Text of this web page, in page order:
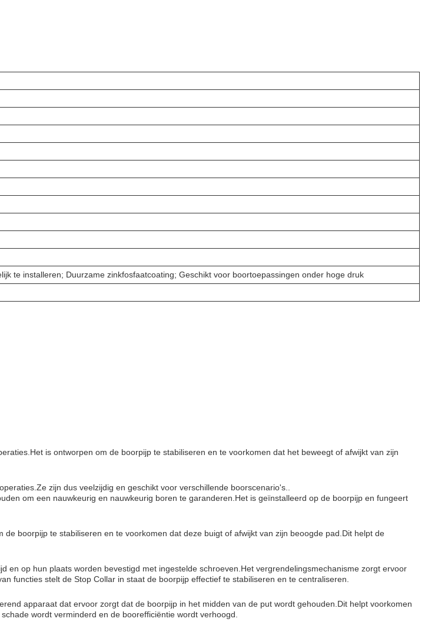
te installeren; Duurzame zinkfosfaatcoating; Geschikt voor boortoepassingen onder hoge druk
is ontworpen om de boorpijp te stabiliseren en te voorkomen dat het beweegt of afwijkt van zijn
zijn dus veelzijdig en geschikt voor verschillende boorscenario's..
om een nauwkeurig en nauwkeurig boren te garanderen.Het is geïnstalleerd op de boorpijp en fungeert
boorpijp te stabiliseren en te voorkomen dat deze buigt of afwijkt van zijn beoogde pad.Dit helpt de
en op hun plaats worden bevestigd met ingestelde schroeven.Het vergrendelingsmechanisme zorgt ervoor
functies stelt de Stop Collar in staat de boorpijp effectief te stabiliseren en te centraliseren.
apparaat dat ervoor zorgt dat de boorpijp in het midden van de put wordt gehouden.Dit helpt voorkomen
wordt verminderd en de boorefficiëntie wordt verhoogd.